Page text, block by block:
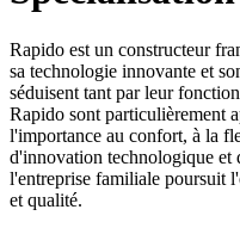
Rapido est un constructeur
sa technologie innovante et
séduisent tant par leur
Rapido sont particulièrement
l'importance au confort, à la
d'innovation technologique et
l'entreprise familiale poursuit
et qualité.